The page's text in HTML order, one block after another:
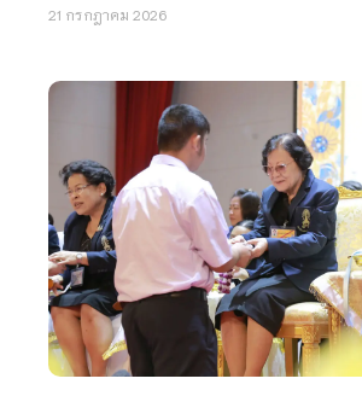
21 กรกฎาคม 2026